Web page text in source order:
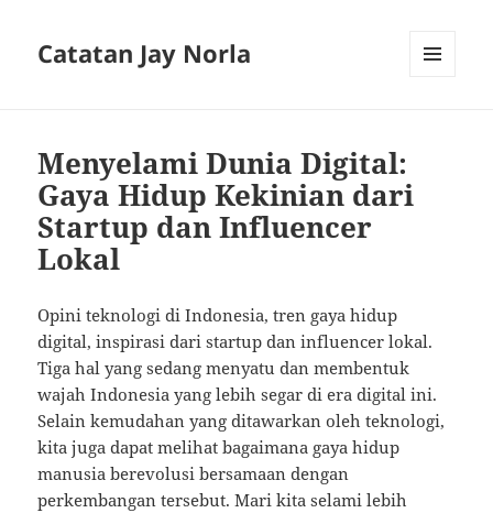
Catatan Jay Norla
Menyelami Dunia Digital:
Gaya Hidup Kekinian dari
Startup dan Influencer
Lokal
Opini teknologi di Indonesia, tren gaya hidup
digital, inspirasi dari startup dan influencer lokal.
Tiga hal yang sedang menyatu dan membentuk
wajah Indonesia yang lebih segar di era digital ini.
Selain kemudahan yang ditawarkan oleh teknologi,
kita juga dapat melihat bagaimana gaya hidup
manusia berevolusi bersamaan dengan
perkembangan tersebut. Mari kita selami lebih